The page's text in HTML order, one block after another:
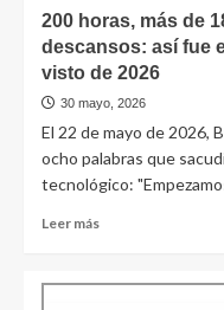
200 horas, más de
descansos: así fue
visto de 2026
30 mayo, 2026
El 22 de mayo de 2026,
ocho palabras que
tecnológico:
Leer más